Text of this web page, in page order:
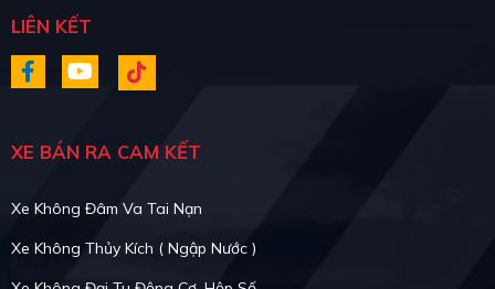
LIÊN KẾT
XE BÁN RA CAM KẾT
Xe Không Đâm Va Tai Nạn
Xe Không Thủy Kích ( Ngập Nước )